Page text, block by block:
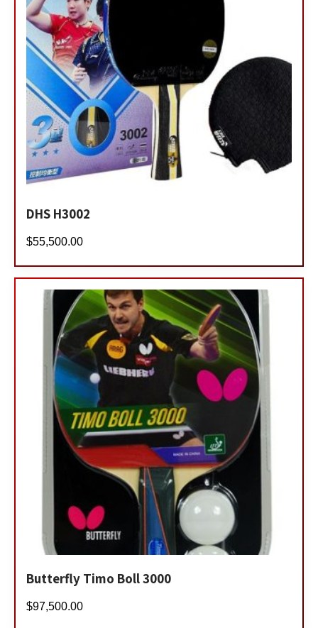
DHS H3002
$55,500.00
Butterfly Timo Boll 3000
$97,500.00